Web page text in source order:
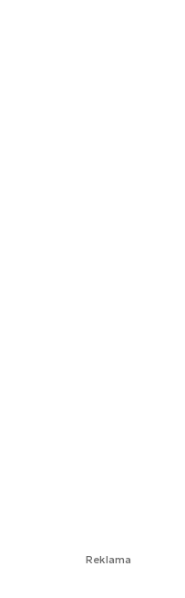
Reklama